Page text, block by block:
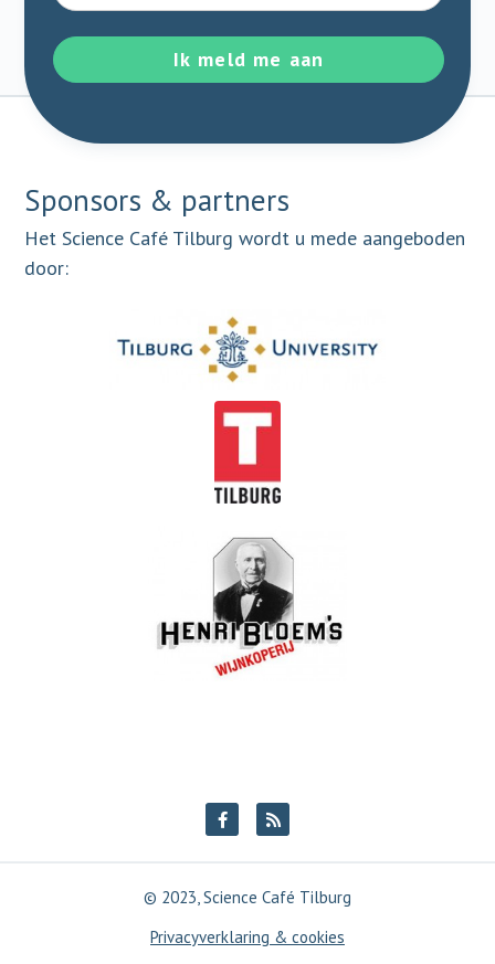
Ik meld me aan
Sponsors & partners
Het Science Café Tilburg wordt u mede aangeboden
door:
© 2023, Science Café Tilburg
Privacyverklaring & cookies